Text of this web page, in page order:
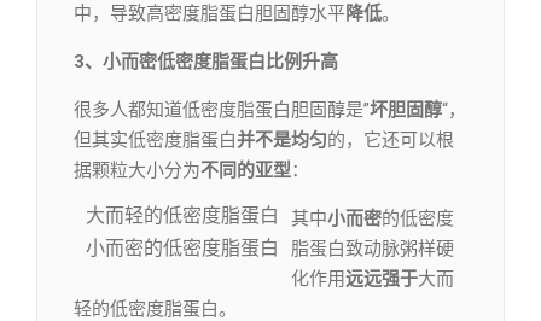
中，导致高密度脂蛋白胆固醇水平降低。
3、小而密低密度脂蛋白比例升高
很多人都知道低密度脂蛋白胆固醇是”坏胆固醇“，
但其实低密度脂蛋白并不是均匀的，它还可以根
据颗粒大小分为不同的亚型：
大而轻的低密度脂蛋白
小而密的低密度脂蛋白
其中小而密的低密度
脂蛋白致动脉粥样硬
化作用远远强于大而
轻的低密度脂蛋白。